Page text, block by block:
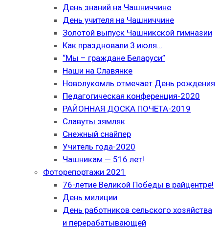
День знаний на Чашниччине
День учителя на Чашниччине
Золотой выпуск Чашникской гимназии
Как праздновали 3 июля…
“Мы – граждане Беларуси”
Наши на Славянке
Новолукомль отмечает День рождения
Педагогическая конференция-2020
РАЙОННАЯ ДОСКА ПОЧЁТА-2019
Славуты зямляк
Снежный снайпер
Учитель года-2020
Чашникам — 516 лет!
Фоторепортажи 2021
76-летие Великой Победы в райцентре!
День милиции
День работников сельского хозяйства
и перерабатывающей